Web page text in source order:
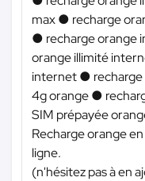
max ● recharge
● recharge orange
orange illimité
internet ●
4g orange ●
SIM prépayée
Recharge orange
ligne.
(n'hésitez pas à en